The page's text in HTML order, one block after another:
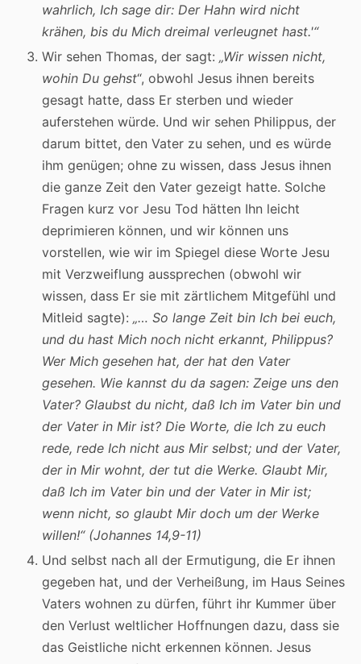
wahrlich, Ich sage dir: Der Hahn wird nicht
krähen, bis du Mich dreimal verleugnet hast.'“
Wir sehen Thomas, der sagt: „Wir wissen nicht,
wohin Du gehst“, obwohl Jesus ihnen bereits
gesagt hatte, dass Er sterben und wieder
auferstehen würde. Und wir sehen Philippus, der
darum bittet, den Vater zu sehen, und es würde
ihm genügen; ohne zu wissen, dass Jesus ihnen
die ganze Zeit den Vater gezeigt hatte. Solche
Fragen kurz vor Jesu Tod hätten Ihn leicht
deprimieren können, und wir können uns
vorstellen, wie wir im Spiegel diese Worte Jesu
mit Verzweiflung aussprechen (obwohl wir
wissen, dass Er sie mit zärtlichem Mitgefühl und
Mitleid sagte): „… So lange Zeit bin Ich bei euch,
und du hast Mich noch nicht erkannt, Philippus?
Wer Mich gesehen hat, der hat den Vater
gesehen. Wie kannst du da sagen: Zeige uns den
Vater? Glaubst du nicht, daß Ich im Vater bin und
der Vater in Mir ist? Die Worte, die Ich zu euch
rede, rede Ich nicht aus Mir selbst; und der Vater,
der in Mir wohnt, der tut die Werke. Glaubt Mir,
daß Ich im Vater bin und der Vater in Mir ist;
wenn nicht, so glaubt Mir doch um der Werke
willen!“ (Johannes 14,9-11)
Und selbst nach all der Ermutigung, die Er ihnen
gegeben hat, und der Verheißung, im Haus Seines
Vaters wohnen zu dürfen, führt ihr Kummer über
den Verlust weltlicher Hoffnungen dazu, dass sie
das Geistliche nicht erkennen können. Jesus